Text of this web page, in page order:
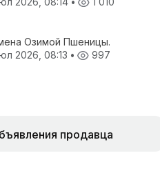
Озимой Пшеницы.
2026, 08:13 • 997
продавца